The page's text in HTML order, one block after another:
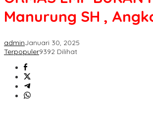
Manurung SH ,
adminJanuari 30, 2025
Terpopuler9392 Dilihat